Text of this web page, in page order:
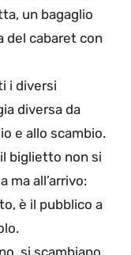
un bagaglio
del cabaret con
i diversi
diversa da
e allo scambio.
biglietto non si
ma all’arrivo:
è il pubblico a
si scambiano,